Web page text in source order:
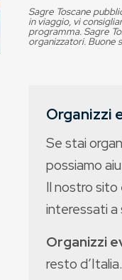
Sagre Toscane
in viaggio, vi
programma. Sagre
organizzatori. Buone
Organizzi
Se stai
possiamo
Il nostro sito
interessati a
Organizzi
resto d’Italia.